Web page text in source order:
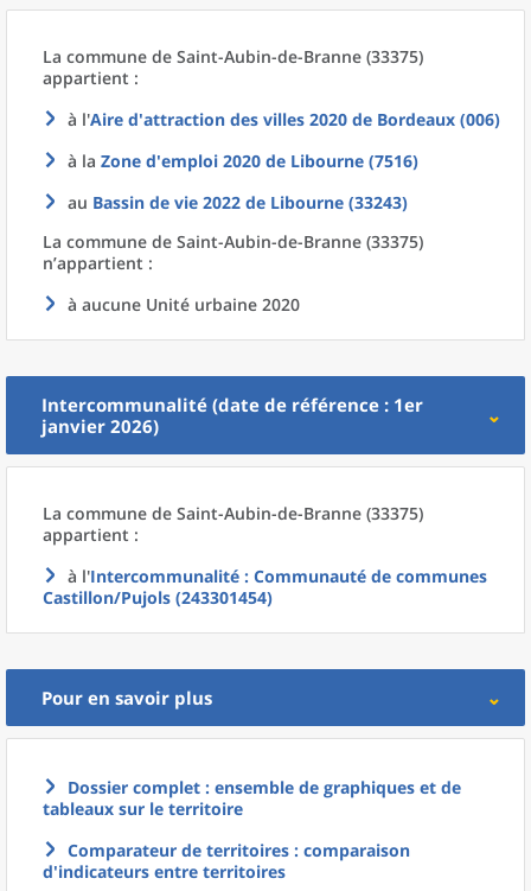
La commune de Saint-Aubin-de-Branne (33375)
appartient :
à l'Aire d'attraction des villes 2020 de Bordeaux (006)
à la Zone d'emploi 2020 de Libourne (7516)
au Bassin de vie 2022 de Libourne (33243)
La commune de Saint-Aubin-de-Branne (33375)
n’appartient :
à aucune Unité urbaine 2020
Intercommunalité (date de référence : 1er
janvier 2026)
La commune de Saint-Aubin-de-Branne (33375)
appartient :
à l'Intercommunalité : Communauté de communes
Castillon/Pujols (243301454)
Pour en savoir plus
Dossier complet : ensemble de graphiques et de
tableaux sur le territoire
Comparateur de territoires : comparaison
d'indicateurs entre territoires